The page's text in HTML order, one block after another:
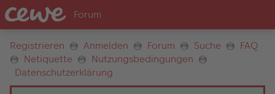
Registrieren Anmelden Forum Suche
FAQ
Netiquette
Nutzungsbedingungen
Datenschutzerklärung